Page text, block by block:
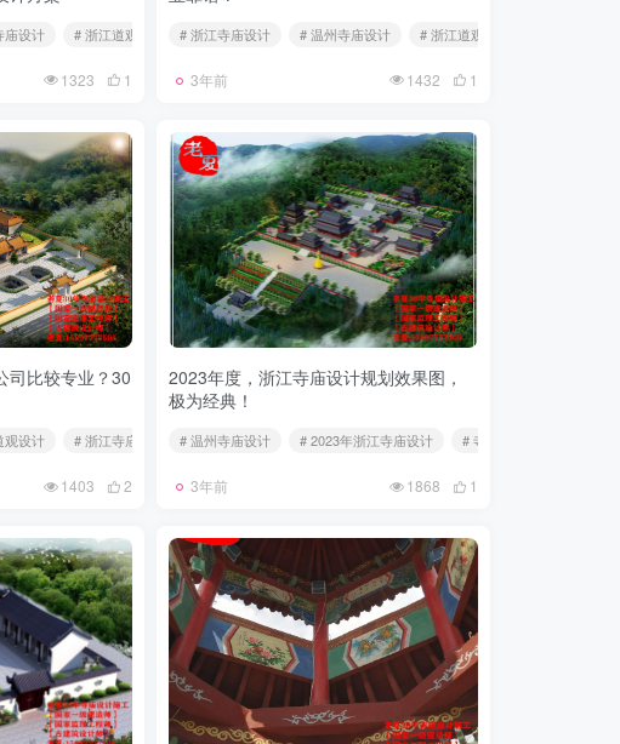
庙设计 # 浙江道观设计
1323 1
# 浙江寺庙设计 # 温州寺庙设计 # 浙江道观设计
3年前 1432 1
司比较专业？30
观设计 # 浙江寺庙设计哪家公司好
1403 2
2023年度，浙江寺庙设计规划效果图，
极为经典！
# 温州寺庙设计 # 2023年浙江寺庙设计 # 寺院整体规划设计
3年前 1868 1